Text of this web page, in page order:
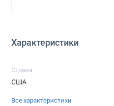
Характеристики
Страна
США
Все характеристики